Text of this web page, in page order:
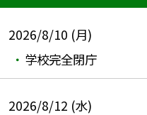
2026/8/10 (月)
学校完全閉庁
2026/8/12 (水)